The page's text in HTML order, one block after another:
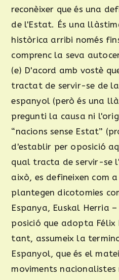
reconèixer que és una
de l'Estat. És una
històrica arribi només
comprenc la seva
(e) D'acord amb vostè
tractat de servir-se de
espanyol (però és una
pregunti la causa ni
“nacions sense Estat”
d'establir per oposició
qual tracta de servir-se
això, es defineixen com
plantegen dicotomies
Espanya, Euskal Herria
posició que adopta Félix
tant, assumeix la
Espanyol, que és el
moviments